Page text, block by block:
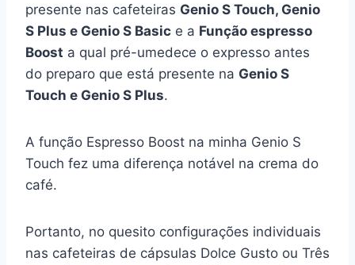
presente nas cafeteiras Genio S Touch, Genio
S Plus e Genio S Basic e a Função espresso
Boost a qual pré-umedece o expresso antes
do preparo que está presente na Genio S
Touch e Genio S Plus.
A função Espresso Boost na minha Genio S
Touch fez uma diferença notável na crema do
café.
Portanto, no quesito configurações individuais
nas cafeteiras de cápsulas Dolce Gusto ou Três